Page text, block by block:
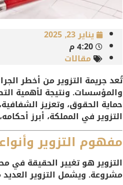
يناير 23, 2025
4:20 م
مقالات
تُعد جريمة التزوير من أخطر
والمؤسسات. ونتيجة لأهمية
حماية الحقوق، وتعزيز
التزوير في المملكة، أبرز
مفهوم التزوير
التزوير هو تغيير الحقيقة في
مشروعة. ويشمل التزوير